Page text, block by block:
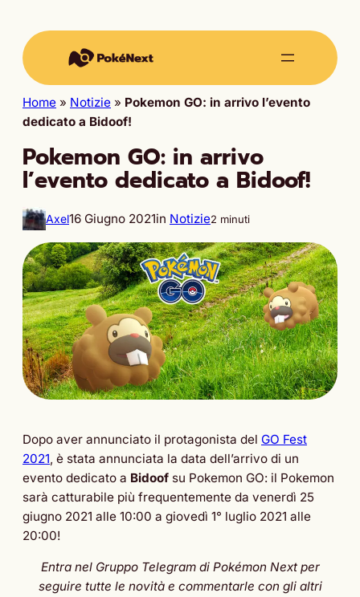
Home » Notizie » Pokemon GO: in arrivo l’evento
dedicato a Bidoof!
Pokemon GO: in arrivo
l’evento dedicato a Bidoof!
Axel16 Giugno 2021in Notizie2 minuti
Dopo aver annunciato il protagonista del GO Fest
2021, è stata annunciata la data dell’arrivo di un
evento dedicato a Bidoof su Pokemon GO: il Pokemon
sarà catturabile più frequentemente da venerdì 25
giugno 2021 alle 10:00 a giovedì 1° luglio 2021 alle
20:00!
Entra nel Gruppo Telegram di Pokémon Next per
seguire tutte le novità e commentarle con gli altri